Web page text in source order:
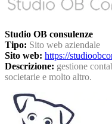
Studio OB consulenze
Tipo: Sito web aziendale
Sito web: https://
Descrizione: gestione
societarie e molto altro.